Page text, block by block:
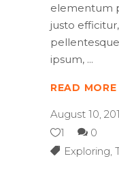
elementum
justo
ipsum,
READ MORE
August 10,
1
0
Exploring,